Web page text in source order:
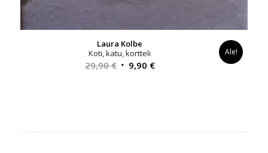
Laura Kolbe
Koti, katu, kortteli
29,90€ Alkuperäinen
9,90 €Nykyinen
Ale!